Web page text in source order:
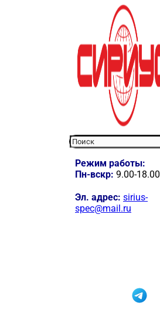
Режим работы:
Пн-вскр: 9.00-18.00
Эл. адрес: sirius-
spec@mail.ru